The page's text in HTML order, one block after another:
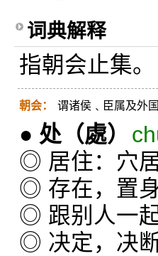
词典解释
指朝会止集。
朝会： 谓诸侯﹑臣属及外
● 处（處）
◎ 居住：穴居
◎ 存在，置
◎ 跟别人一
◎ 决定，决断